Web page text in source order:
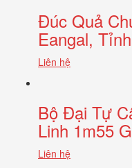
Đúc Quả
Eangal,
Liên hệ
Bộ Đại Tự
Linh 1m55
Liên hệ